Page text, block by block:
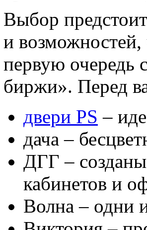
Выбор
и
первую очередь
биржи». Перед
двери PS –
дача –
ДГГ –
кабинетов и
Волна – одни